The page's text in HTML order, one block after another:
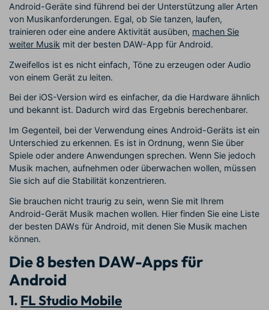
Android-Geräte sind führend bei der Unterstützung aller Arten
von Musikanforderungen. Egal, ob Sie tanzen, laufen,
trainieren oder eine andere Aktivität ausüben, machen Sie
weiter Musik mit der besten DAW-App für Android.
Zweifellos ist es nicht einfach, Töne zu erzeugen oder Audio
von einem Gerät zu leiten.
Bei der iOS-Version wird es einfacher, da die Hardware ähnlich
und bekannt ist. Dadurch wird das Ergebnis berechenbarer.
Im Gegenteil, bei der Verwendung eines Android-Geräts ist ein
Unterschied zu erkennen. Es ist in Ordnung, wenn Sie über
Spiele oder andere Anwendungen sprechen. Wenn Sie jedoch
Musik machen, aufnehmen oder überwachen wollen, müssen
Sie sich auf die Stabilität konzentrieren.
Sie brauchen nicht traurig zu sein, wenn Sie mit Ihrem
Android-Gerät Musik machen wollen. Hier finden Sie eine Liste
der besten DAWs für Android, mit denen Sie Musik machen
können.
Die 8 besten DAW-Apps für
Android
1. FL Studio Mobile